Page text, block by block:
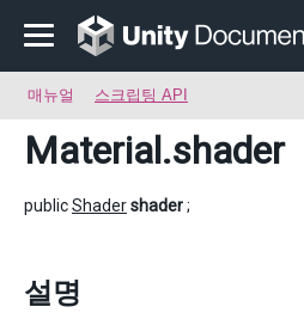
매뉴얼 스크립팅 API
Material.shader
publicShadershader;
설명